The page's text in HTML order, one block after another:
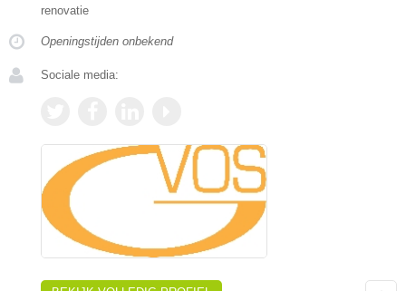
renovatie
Openingstijden onbekend
Sociale media: